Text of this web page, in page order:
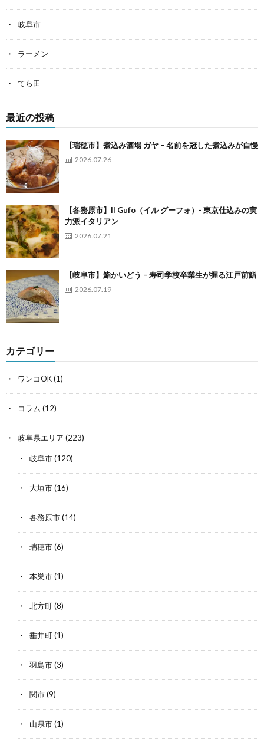
岐阜市
ラーメン
てら田
最近の投稿
【瑞穂市】煮込み酒場 ガヤ – 名前を冠した煮込みが自慢
2026.07.26
【各務原市】Il Gufo（イル グーフォ）- 東京仕込みの実
力派イタリアン
2026.07.21
【岐阜市】鮨かいどう – 寿司学校卒業生が握る江戸前鮨
2026.07.19
カテゴリー
ワンコOK(1)
コラム (12)
岐阜県エリア (223)
岐阜市(120)
大垣市(16)
各務原市(14)
瑞穂市(6)
本巣市(1)
北方町(8)
垂井町(1)
羽島市(3)
関市(9)
山県市(1)